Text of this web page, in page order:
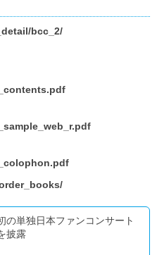
bcc_2/
の単独日本ファンコンサート
披露